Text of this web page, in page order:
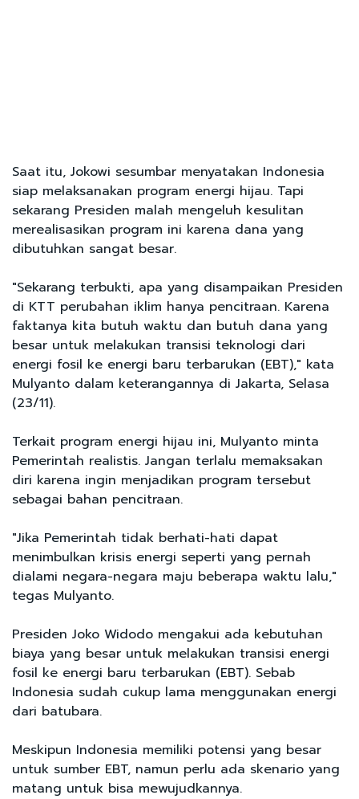
Saat itu, Jokowi sesumbar menyatakan Indonesia
siap melaksanakan program energi hijau. Tapi
sekarang Presiden malah mengeluh kesulitan
merealisasikan program ini karena dana yang
dibutuhkan sangat besar.
"Sekarang terbukti, apa yang disampaikan Presiden
di KTT perubahan iklim hanya pencitraan. Karena
faktanya kita butuh waktu dan butuh dana yang
besar untuk melakukan transisi teknologi dari
energi fosil ke energi baru terbarukan (EBT)," kata
Mulyanto dalam keterangannya di Jakarta, Selasa
(23/11).
Terkait program energi hijau ini, Mulyanto minta
Pemerintah realistis. Jangan terlalu memaksakan
diri karena ingin menjadikan program tersebut
sebagai bahan pencitraan.
"Jika Pemerintah tidak berhati-hati dapat
menimbulkan krisis energi seperti yang pernah
dialami negara-negara maju beberapa waktu lalu,"
tegas Mulyanto.
Presiden Joko Widodo mengakui ada kebutuhan
biaya yang besar untuk melakukan transisi energi
fosil ke energi baru terbarukan (EBT). Sebab
Indonesia sudah cukup lama menggunakan energi
dari batubara.
Meskipun Indonesia memiliki potensi yang besar
untuk sumber EBT, namun perlu ada skenario yang
matang untuk bisa mewujudkannya.